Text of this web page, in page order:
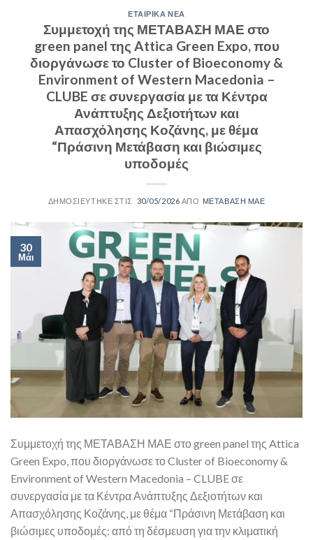
ΕΤΑΙΡΙΚΑ ΝΕΑ
Συμμετοχή της ΜΕΤΑΒΑΣΗ ΜΑΕ στο
green panel της Attica Green Expo, που
διοργάνωσε το Cluster of Bioeconomy &
Environment of Western Macedonia –
CLUBE σε συνεργασία με τα Κέντρα
Ανάπτυξης Δεξιοτήτων και
Απασχόλησης Κοζάνης, με θέμα
“Πράσινη Μετάβαση και βιώσιμες
υποδομές
30/05/2026 ΜΕΤΑΒΑΣΗ ΜΑΕ
30
Μάι
Συμμετοχή της ΜΕΤΑΒΑΣΗ ΜΑΕ στο green panel της Attica
Green Expo, που διοργάνωσε το Cluster of Bioeconomy &
Environment of Western Macedonia – CLUBE σε
συνεργασία με τα Κέντρα Ανάπτυξης Δεξιοτήτων και
Απασχόλησης Κοζάνης, με θέμα “Πράσινη Μετάβαση και
βιώσιμες υποδομές: από τη δέσμευση για την κλιματική